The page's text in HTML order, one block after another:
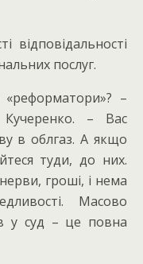
відповідальності
послуг.
–
Кучеренко. – Вас
в облгаз. А якщо
туди, до них.
гроші, і нема
Масово
у суд – це повна